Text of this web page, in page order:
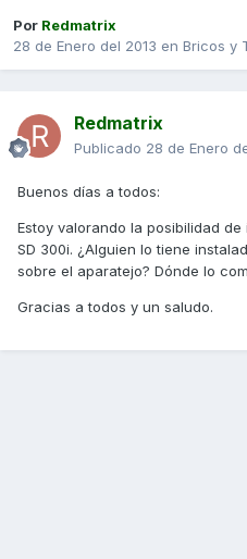
Por Redmatrix
28 de Enero del 2013 en Bricos y
Redmatrix
Publicado 28 de Enero
Buenos días a todos:
Estoy valorando la posibilidad
SD 300i. ¿Alguien lo tiene
sobre el aparatejo? Dónde lo
Gracias a todos y un saludo.